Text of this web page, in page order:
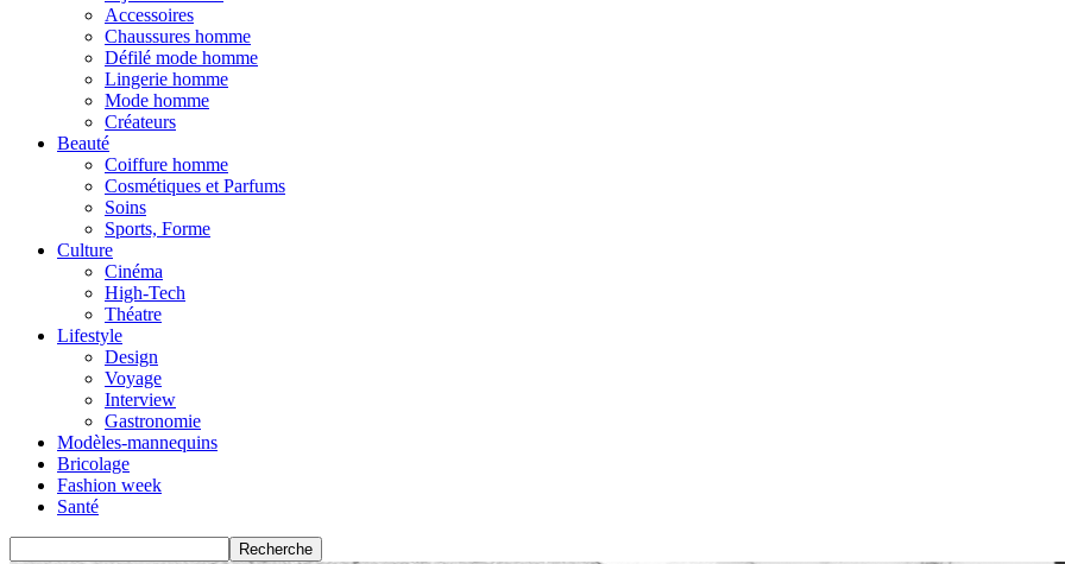
Accessoires
Chaussures homme
Défilé mode homme
Lingerie homme
Mode homme
Créateurs
Beauté
Coiffure homme
Cosmétiques et Parfums
Soins
Sports, Forme
Culture
Cinéma
High-Tech
Théatre
Lifestyle
Design
Voyage
Interview
Gastronomie
Modèles-mannequins
Bricolage
Fashion week
Santé